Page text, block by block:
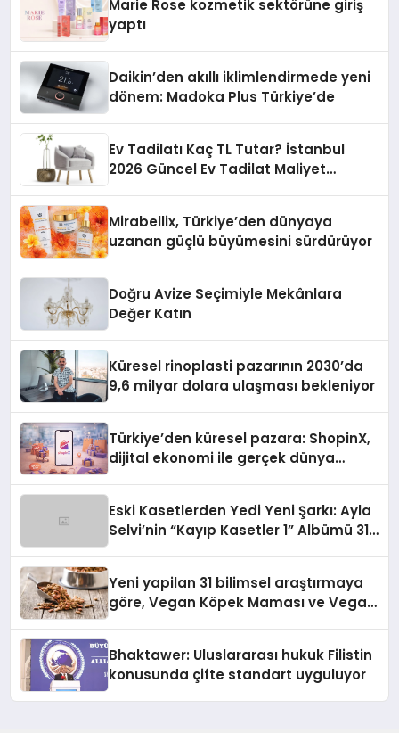
Marie Rose kozmetik sektörüne giriş
yaptı
Daikin’den akıllı iklimlendirmede yeni
dönem: Madoka Plus Türkiye’de
Ev Tadilatı Kaç TL Tutar? İstanbul
2026 Güncel Ev Tadilat Maliyet
Mirabellix, Türkiye’den dünyaya
uzanan güçlü büyümesini sürdürüyor
Doğru Avize Seçimiyle Mekânlara
Değer Katın
Küresel rinoplasti pazarının 2030’da
9,6 milyar dolara ulaşması bekleniyor
Türkiye’den küresel pazara: ShopinX,
dijital ekonomi ile gerçek dünya
Eski Kasetlerden Yedi Yeni Şarkı: Ayla
Selvi’nin “Kayıp Kasetler 1” Albümü 31
Yeni yapilan 31 bilimsel araştırmaya
göre, Vegan Köpek Maması ve Vegan
Bhaktawer: Uluslararası hukuk Filistin
konusunda çifte standart uyguluyor